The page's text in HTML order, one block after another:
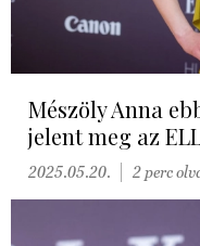
Mészöly Anna
jelent meg az
2025.05.20. 2 perc